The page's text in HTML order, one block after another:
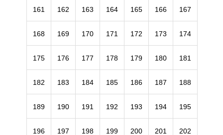
161 162 163 164 165 166 167
168 169 170 171 172 173 174
175 176 177 178 179 180 181
182 183 184 185 186 187 188
189 190 191 192 193 194 195
196 197 198 199 200 201 202